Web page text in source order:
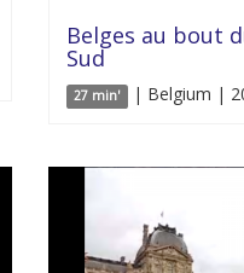
Belges au bout
Sud
27 min' | Belgium |